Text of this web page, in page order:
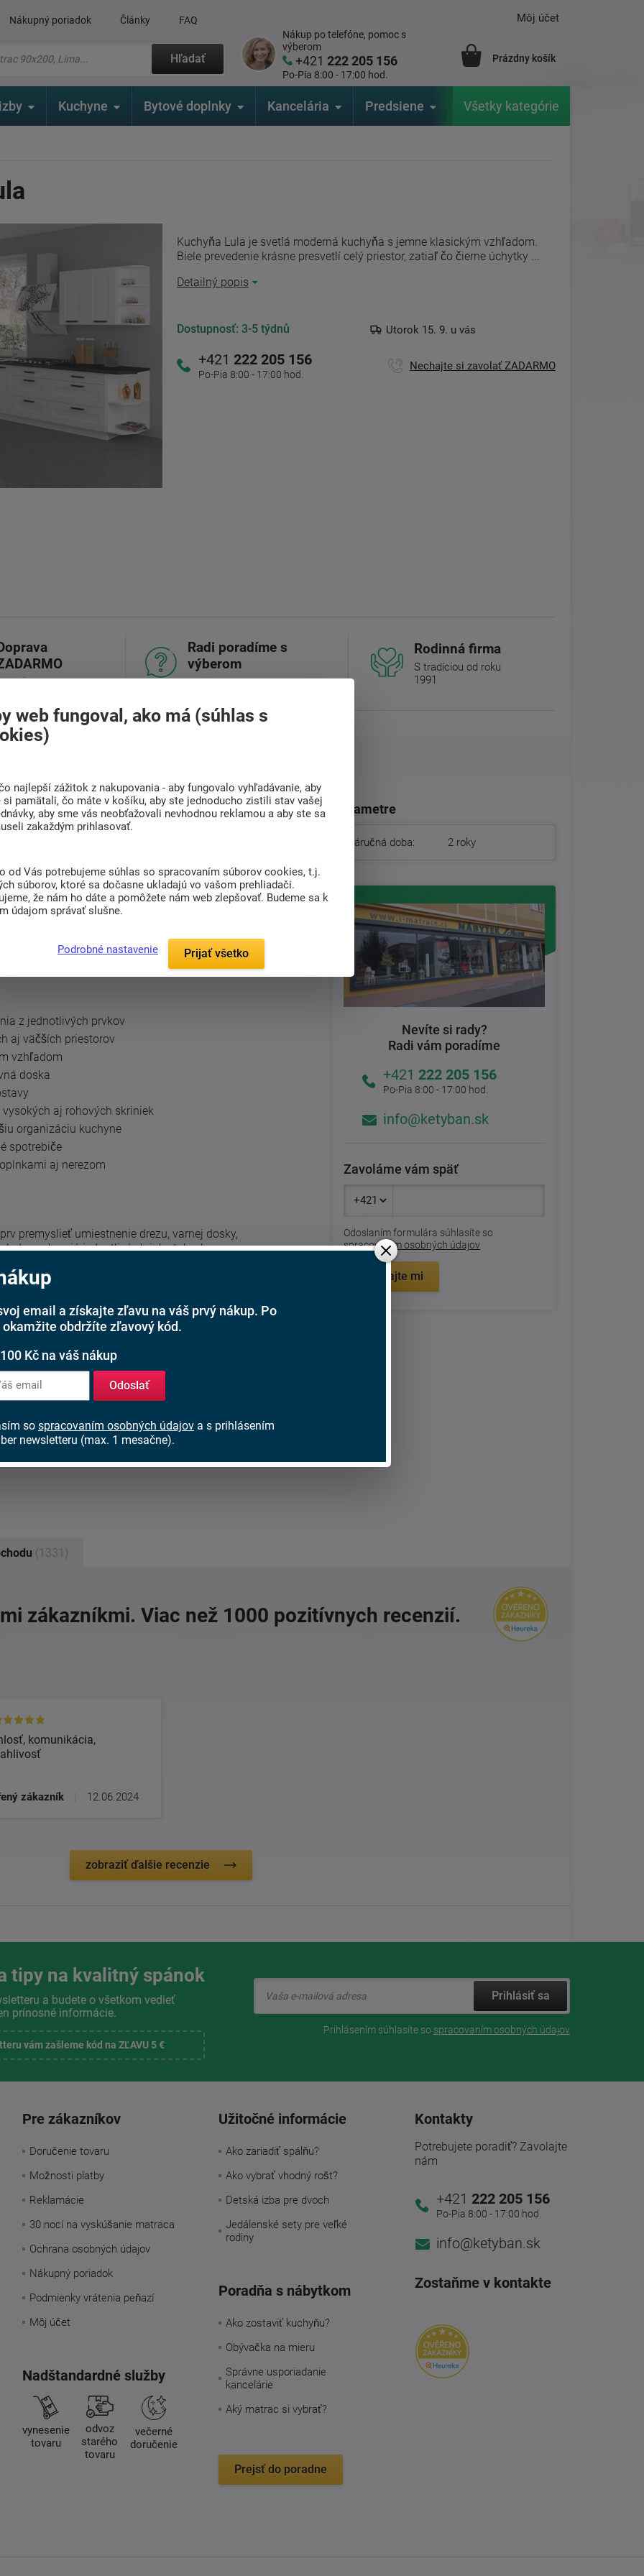
Nákupný poriadok Články FAQ
Hľadať
Nákup po telefóne, pomoc s
výberom
+421222 205 156
Po-Pia 8:00 - 17:00 hod.
Môj účet
Prázdny košík
Kuchyne Bytové doplnky Kancelária Predsiene Výrobcovia
Všetky kategórie
Kuchyňa Lula je svetlá moderná kuchyňa s jemne klasickým vzhľadom.
Biele prevedenie krásne presvetlí celý priestor, zatiaľ čo čierne úchytky ...
Detailný popis
Dostupnosť: 3-5 týdnů Utorok 15. 9. u vás
+421 222 205 156
Po-Pia 8:00 - 17:00 hod.
Nechajte si zavolať ZADARMO
nákupe nad 301 Eur
Radi poradíme s
výberom
Nájdite vhodný matrac
Rodinná firma
S tradíciou od roku
1991
klasickým vzhľadom. Biele prevedenie
dodajú kuchyni výraznejší kontrast.
ktoré kuchyni dodávajú útulnejší
do moderných interiérov, ale aj do
vidieckym alebo nadčasovým nádychom.
zostaviť si kuchyňu z jednotlivých
spodné, horné, rohové aj vysoké
pre vstavané spotrebiče. Ľahko tak
rohovú zostavu aj väčšiu kuchyňu s
z jednotlivých prvkov
aj väčších priestorov
vzhľadom
doska
aj rohových skriniek
organizáciu kuchyne
spotrebiče
aj nerezom
premyslieť umiestnenie drezu, varnej dosky,
vyberajú jednotlivé skrinky tak, aby na
pri každodennom varení.
hlavne medzi drezom a varnou časťou.
využívaný.
chce svetlú kuchyňu, ale nechce úplne
presvetlí, rámované dvierka mu dodajú
v demontovanom stave.
Parametre
Záručná doba: 2 roky
Nevíte si rady?
Radi vám poradíme
+421 222 205 156
Po-Pia 8:00 - 17:00 hod.
info@ketyban.sk
Zavoláme vám späť
Odoslaním formulára súhlasíte so
spracovaním osobných údajov
Zavolajte mi
(1331)
zákazníkmi. Viac než 1000 pozitívnych recenzií.
komunikácia,
zákazník 12.06.2024
zobraziť ďalšie recenzie
tipy na kvalitný spánok
a budete o všetkom vedieť
prínosné informácie.
vám zašleme kód na ZĽAVU 5 €
Prihlásiť sa
Prihlásením súhlasíte so spracovaním osobných údajov
Pre zákazníkov
Doručenie tovaru
Možnosti platby
Reklamácie
30 nocí na vyskúšanie matraca
Ochrana osobných údajov
Nákupný poriadok
Podmienky vrátenia peňazí
Môj účet
Nadštandardné služby
vynesenie
tovaru
odvoz
starého
tovaru
večerné
doručenie
Užitočné informácie
Ako zariadiť spálňu?
Ako vybrať vhodný rošt?
Detská izba pre dvoch
Jedálenské sety pre veľké
rodiny
Poradňa s nábytkom
Ako zostaviť kuchyňu?
Obývačka na mieru
Správne usporiadanie
kancelárie
Aký matrac si vybrať?
Prejsť do poradne
Kontakty
Potrebujete poradiť? Zavolajte
nám
+421 222 205 156
Po-Pia 8:00 - 17:00 hod.
info@ketyban.sk
Zostaňme v kontakte
email a získajte zľavu na váš prvý nákup. Po
obdržíte zľavový kód.
Kč na váš nákup
Odoslať
so spracovaním osobných údajov a s prihlásením
newsletteru (max. 1 mesačne).
web fungoval, ako má (súhlas s
najlepší zážitok z nakupovania - aby fungovalo vyhľadávanie, aby
si pamätali, čo máte v košíku, aby ste jednoducho zistili stav vašej
aby sme vás neobťažovali nevhodnou reklamou a aby ste sa
zakaždým prihlasovať.
od Vás potrebujeme súhlas so spracovaním súborov cookies, t.j.
súborov, ktoré sa dočasne ukladajú vo vašom prehliadači.
že nám ho dáte a pomôžete nám web zlepšovať. Budeme sa k
údajom správať slušne.
Podrobné nastavenie Prijať všetko